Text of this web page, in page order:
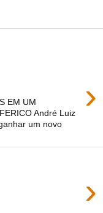
›
EM UM
André Luiz
um novo
›